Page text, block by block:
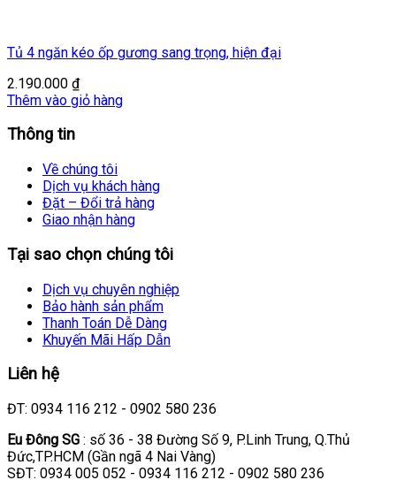
Tủ 4 ngăn kéo ốp gương sang trọng, hiện đại
2.190.000 ₫
Thêm vào giỏ hàng
Thông tin
Về chúng tôi
Dịch vụ khách hàng
Đặt – Đổi trả hàng
Giao nhận hàng
Tại sao chọn chúng tôi
Dịch vụ chuyên nghiệp
Bảo hành sản phẩm
Thanh Toán Dễ Dàng
Khuyến Mãi Hấp Dẫn
Liên hệ
ĐT: 0934 116 212 - 0902 580 236
Eu Đông SG : số 36 - 38 Đường Số 9, P.Linh Trung, Q.Thủ
Đức,TP.HCM (Gần ngã 4 Nai Vàng)
SĐT: 0934 005 052 - 0934 116 212 - 0902 580 236